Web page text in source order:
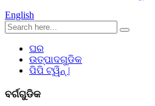
English
ଘର
ଉତ୍ପାଦଗୁଡିକ
ପିପି ଟ୍ୱିନ୍ |
ବର୍ଗଗୁଡିକ